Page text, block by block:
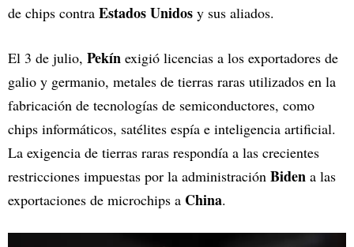
de chips contra Estados Unidos y sus aliados.
El 3 de julio, Pekín exigió licencias a los exportadores de
galio y germanio, metales de tierras raras utilizados en la
fabricación de tecnologías de semiconductores, como
chips informáticos, satélites espía e inteligencia artificial.
La exigencia de tierras raras respondía a las crecientes
restricciones impuestas por la administración Biden a las
exportaciones de microchips a China.